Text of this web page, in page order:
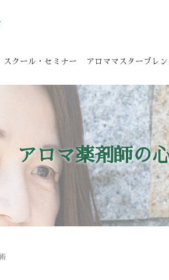
スクール・セミナー アロママスターブレ
アロマ薬剤師の